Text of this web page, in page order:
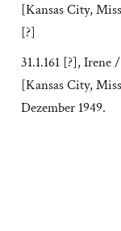
[Kansas City,
[?]
31.1.161 [?],
[Kansas City,
Dezember 1949.